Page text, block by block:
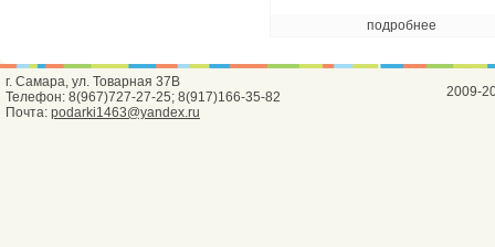
подробнее
г. Самара, ул. Товарная 37В
Телефон: 8(967)727-27-25; 8(917)166-35-82
Почта: podarki1463@yandex.ru
2009-